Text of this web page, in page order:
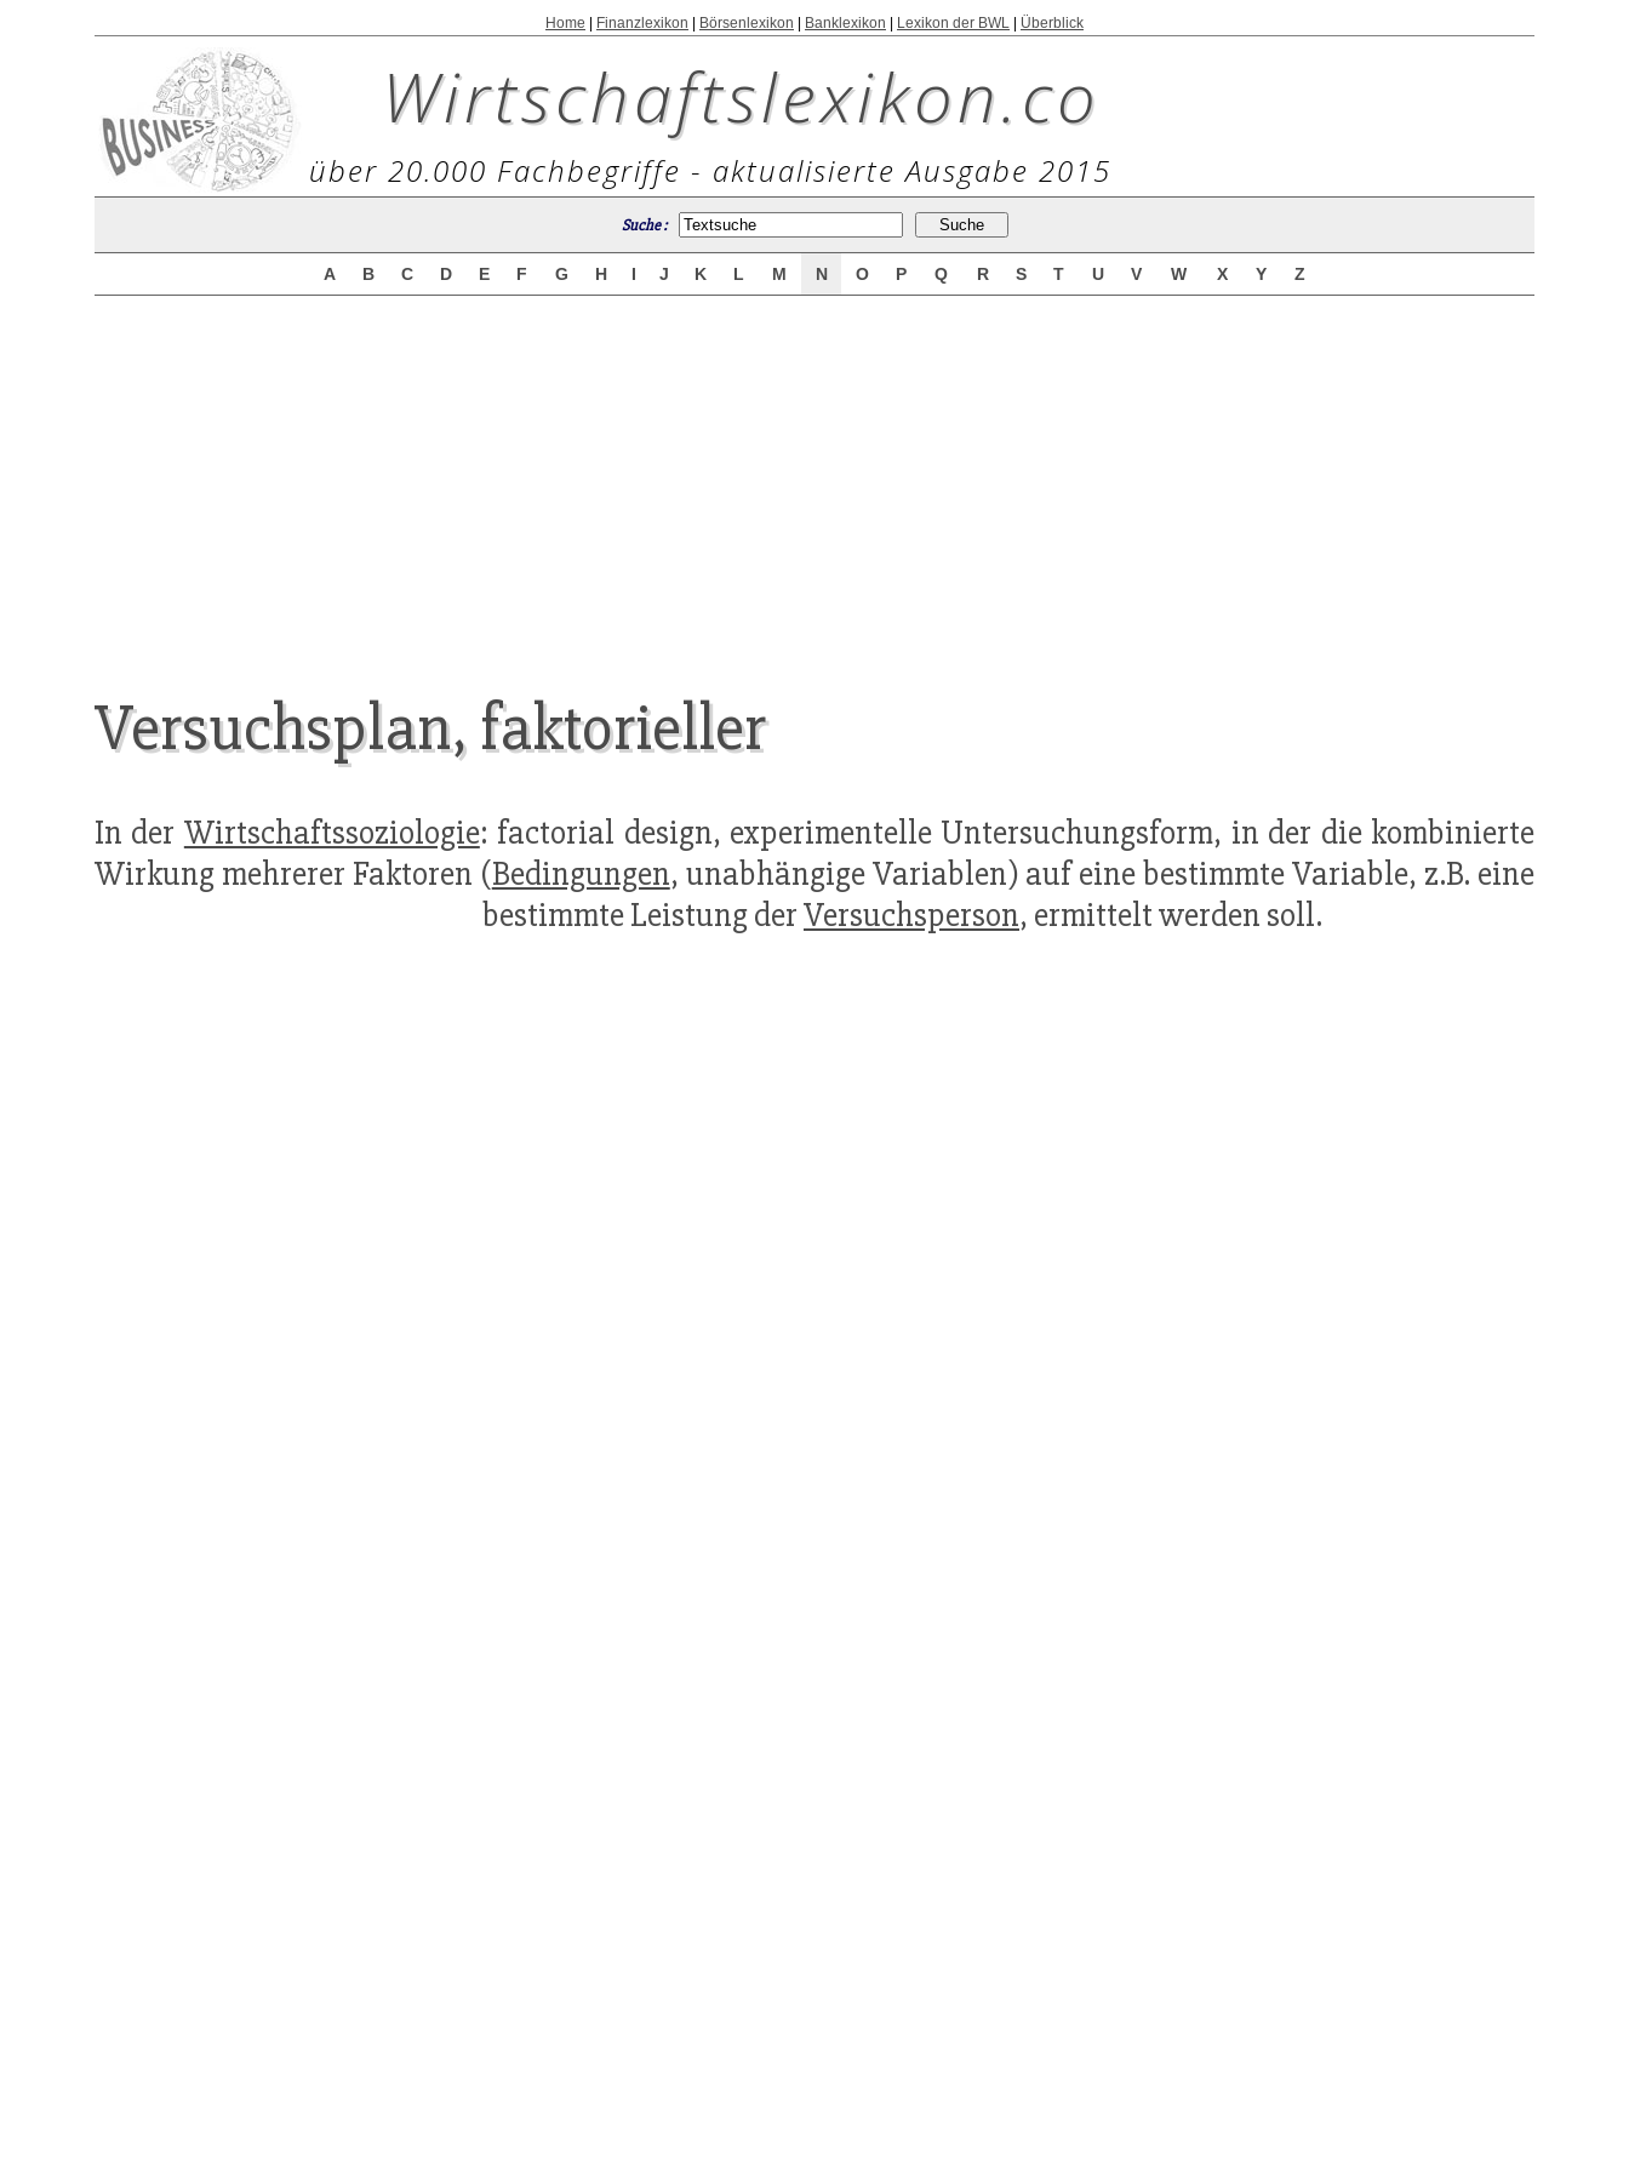
Home Finanzlexikon Börsenlexikon Banklexikon Lexikon der BWL Überblick
Wirtschaftslexikon.co
über 20.000 Fachbegriffe - aktualisierte Ausgabe 2015
Suche :
A B C D E F G H I J K L M N O P Q R S T U V W X Y Z
Versuchsplan, faktorieller
In der Wirtschaftssoziologie: factorial design, experimentelle Untersuchungsform, in der die kombinierte
Wirkung mehrerer Faktoren (Bedingungen, unabhängige Variablen) auf eine bestimmte Variable, z.B. eine
bestimmte Leistung derVersuchsperson, ermittelt werden soll.